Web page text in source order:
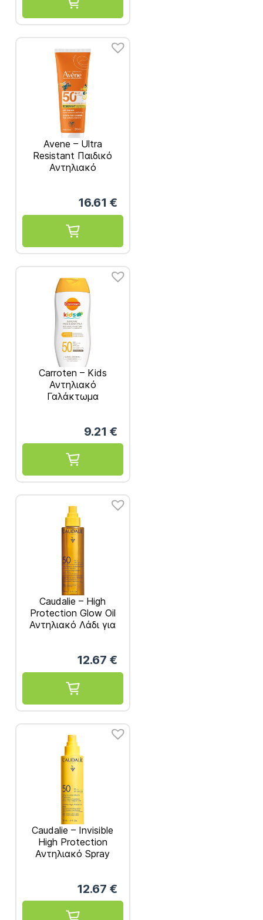
Avene – Ultra
Resistant Παιδικό
Αντηλιακό
16.61 €
Carroten – Kids
Αντηλιακό
Γαλάκτωμα
200ml9.21 €
Caudalie – High
Protection Glow Oil
Αντηλιακό Λάδι για
150ml12.67 €
Caudalie – Invisible
High Protection
Αντηλιακό Spray
12.67 €